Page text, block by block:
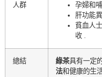
人群
孕婦和
肝功能
貧血人士
收 .
總結 綠茶具有一定
法和健康的生